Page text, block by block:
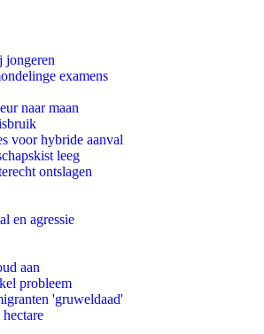
jongeren
examens
naar maan
voor hybride aanval
leeg
ontslagen
en agressie
aan
probleem
'gruweldaad'